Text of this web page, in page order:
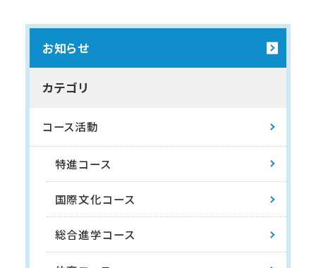
お知らせ
カテゴリ
コース活動
特進コース
国際文化コース
総合進学コース